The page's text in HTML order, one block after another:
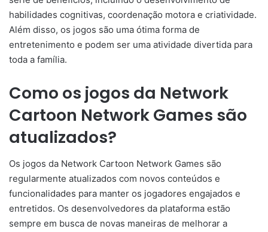
habilidades cognitivas, coordenação motora e criatividade.
Além disso, os jogos são uma ótima forma de
entretenimento e podem ser uma atividade divertida para
toda a família.
Como os jogos da Network
Cartoon Network Games são
atualizados?
Os jogos da Network Cartoon Network Games são
regularmente atualizados com novos conteúdos e
funcionalidades para manter os jogadores engajados e
entretidos. Os desenvolvedores da plataforma estão
sempre em busca de novas maneiras de melhorar a